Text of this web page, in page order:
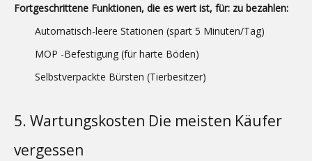
Fortgeschrittene Funktionen, die es wert ist, für: zu bezahlen:
Automatisch-leere Stationen (spart 5 Minuten/Tag)
MOP -Befestigung (für harte Böden)
Selbstverpackte Bürsten (Tierbesitzer)
5. Wartungskosten Die meisten Käufer
vergessen